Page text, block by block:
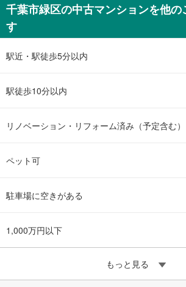
千葉市緑区の中古マンションを他
す
駅近・駅徒歩5分以内
駅徒歩10分以内
リノベーション・リフォーム済み（予定含む）
ペット可
駐車場に空きがある
1,000万円以下
もっと見る